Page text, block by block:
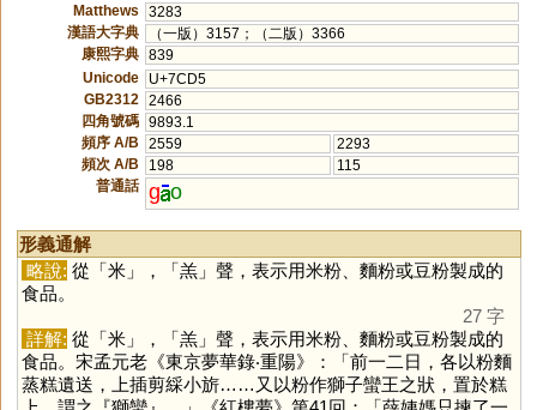
Matthews
3283
漢語大字典
（一版）3157；（二版）3366
康熙字典 839
Unicode
U+7CD5
GB2312
2466
四角號碼 9893.1
頻序 A/B
2559
2293
頻次 A/B
198
115
普通話 g o
形義通解
略說: 從「米」，「羔」聲，表示用米粉、麵粉或豆粉製成的
食品。
27 字
詳解: 從「米」，「羔」聲，表示用米粉、麵粉或豆粉製成的
食品。宋孟元老《東京夢華錄‧重陽》：「前一二日，各以粉麵
蒸糕遺送，上插剪綵小旂……又以粉作獅子蠻王之狀，置於糕